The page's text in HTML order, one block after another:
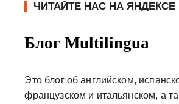
ЧИТАЙТЕ НАС НА ЯНДЕКСЕ
Блог Multilingua
Это блог об английском,
французском и итальянском, а